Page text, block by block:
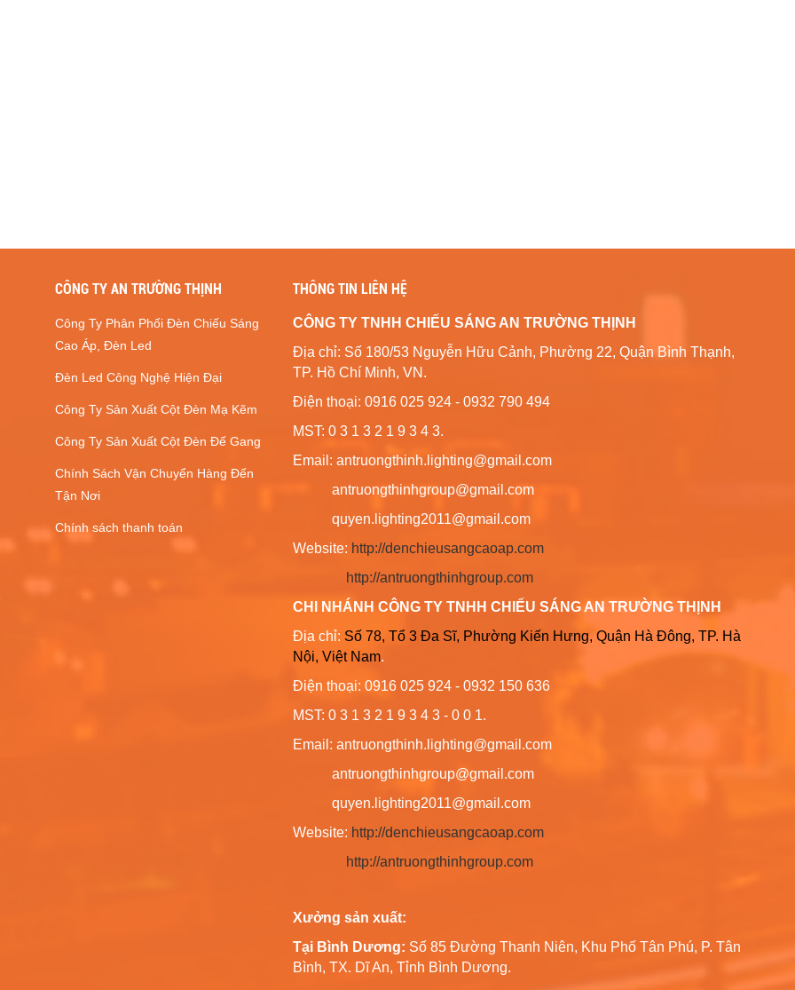
CÔNG TY AN TRƯỜNG THỊNH
Công Ty Phân Phối Đèn Chiếu Sáng
Cao Áp, Đèn Led
Đèn Led Công Nghệ Hiện Đại
Công Ty Sản Xuất Cột Đèn Mạ Kẽm
Công Ty Sản Xuất Cột Đèn Đế Gang
Chính Sách Vận Chuyển Hàng Đến
Tận Nơi
Chính sách thanh toán
THÔNG TIN LIÊN HỆ
CÔNG TY TNHH CHIẾU SÁNG AN TRƯỜNG THỊNH
Địa chỉ: Số 180/53 Nguyễn Hữu Cảnh, Phường 22, Quận Bình Thạnh,
TP. Hồ Chí Minh, VN.
Điện thoại: 0916 025 924 - 0932 790 494
MST: 0 3 1 3 2 1 9 3 4 3.
Email: antruongthinh.lighting@gmail.com
antruongthinhgroup@gmail.com
quyen.lighting2011@gmail.com
Website: http://denchieusangcaoap.com
http://antruongthinhgroup.com
CHI NHÁNH CÔNG TY TNHH CHIẾU SÁNG AN TRƯỜNG THỊNH
Địa chỉ: Số 78, Tổ 3 Đa Sĩ, Phường Kiến Hưng, Quận Hà Đông, TP. Hà
Nội, Việt Nam.
Điện thoại: 0916 025 924 - 0932 150 636
MST: 0 3 1 3 2 1 9 3 4 3 - 0 0 1.
Email: antruongthinh.lighting@gmail.com
antruongthinhgroup@gmail.com
quyen.lighting2011@gmail.com
Website: http://denchieusangcaoap.com
http://antruongthinhgroup.com
Xưởng sản xuất:
Tại Bình Dương: Số 85 Đường Thanh Niên, Khu Phố Tân Phú, P. Tân
Bình, TX. Dĩ An, Tỉnh Bình Dương.